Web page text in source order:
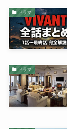
ドラマ
ドラマ